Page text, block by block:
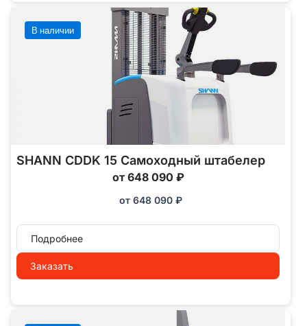
В наличии
SHANN CDDK 15 Самоходный штабелер
от 648 090 ₽
от 648 090 ₽
Подробнее
Заказать